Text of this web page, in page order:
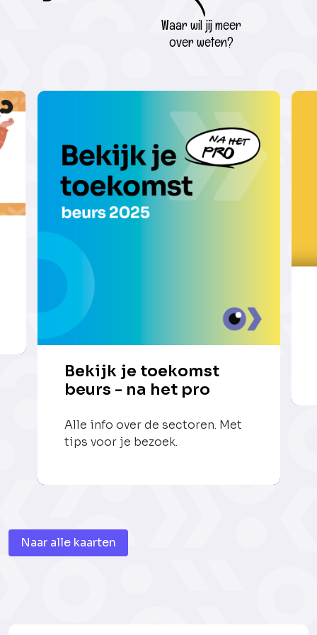
Waar wil jij meer
over weten?
Bekijk je toekomst
beurs - na het pro
Alle info over de sectoren. Met
tips voor je bezoek.
Naar alle kaarten